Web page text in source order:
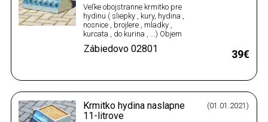
Veľke obojstranne krmitko pre
hydinu ( sliepky , kury, hydina ,
nosnice , brojlere , mladky ,
kurcata , do kurina , ...) Objem
zasobnika na krmivo : 20 litrov
Rozmery priblizne : 50 x 30 x 30
(ten isty ako sa pouziva na
39€
Zábiedovo 02801
Krmitko hydina naslapne
11-litrove
(01.01.2021)